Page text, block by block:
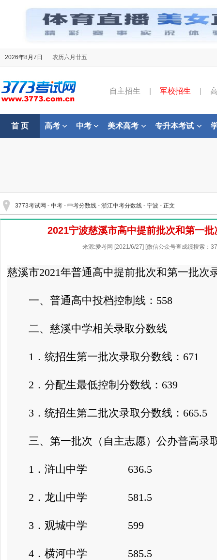
2026年8月7日 农历六月廿五
自主招生 军校招生
首 页 高考 中考 美术高考 专升本考试
3773考试网 - 中考 - 中考分数线 - 浙江中考分数线 - 宁波 - 正文
2021宁波慈溪市高中提前批次和第一
来源:爱考网 [2021/6/27] [微信公众号查成绩搜索：
慈溪市2021年普通高中提前批次和第一批次
一、普通高中投档控制线：558
二、慈溪中学相关录取分数线
1．统招生第一批次录取分数线：671
2．分配生最低控制分数线：639
3．统招生第二批次录取分数线：665.5
三、第一批次（自主志愿）公办普高录
1．浒山中学 636.5
2．龙山中学 581.5
3．观城中学 599
4．横河中学 585.5